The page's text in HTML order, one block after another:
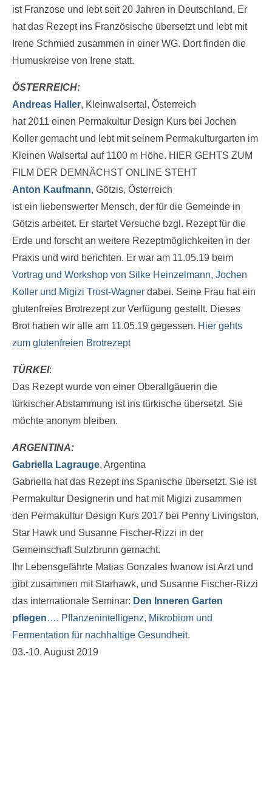
ist Franzose und lebt seit 20 Jahren in Deutschland. Er
hat das Rezept ins Französische übersetzt und lebt mit
Irene Schmied zusammen in einer WG. Dort finden die
Humuskreise von Irene statt.
ÖSTERREICH:
Andreas Haller, Kleinwalsertal, Österreich
hat 2011 einen Permakultur Design Kurs bei Jochen
Koller gemacht und lebt mit seinem Permakulturgarten im
Kleinen Walsertal auf 1100 m Höhe. HIER GEHTS ZUM
FILM DER DEMNÄCHST ONLINE STEHT
Anton Kaufmann, Götzis, Österreich
ist ein liebenswerter Mensch, der für die Gemeinde in
Götzis arbeitet. Er startet Versuche bzgl. Rezept für die
Erde und forscht an weitere Rezeptmöglichkeiten in der
Praxis und wird berichten. Er war am 11.05.19 beim
Vortrag und Workshop von Silke Heinzelmann, Jochen
Koller und Migizi Trost-Wagner dabei. Seine Frau hat ein
glutenfreies Brotrezept zur Verfügung gestellt. Dieses
Brot haben wir alle am 11.05.19 gegessen. Hier gehts
zum glutenfreien Brotrezept
TÜRKEI:
Das Rezept wurde von einer Oberallgäuerin die
türkischer Abstammung ist ins türkische übersetzt. Sie
möchte anonym bleiben.
ARGENTINA:
Gabriella Lagrauge, Argentina
Gabriella hat das Rezept ins Spanische übersetzt. Sie ist
Permakultur Designerin und hat mit Migizi zusammen
den Permakultur Design Kurs 2017 bei Penny Livingston,
Star Hawk und Susanne Fischer-Rizzi in der
Gemeinschaft Sulzbrunn gemacht.
Ihr Lebensgefährte Matias Gonzales Iwanow ist Arzt und
gibt zusammen mit Starhawk, und Susanne Fischer-Rizzi
das internationale Seminar: Den Inneren Garten
pflegen…. Pflanzenintelligenz, Mikrobiom und
Fermentation für nachhaltige Gesundheit.
03.-10. August 2019